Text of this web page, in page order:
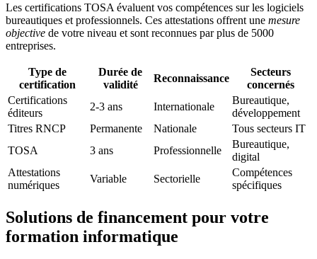
Les certifications TOSA évaluent vos compétences sur les logiciels
bureautiques et professionnels. Ces attestations offrent une mesure
objective de votre niveau et sont reconnues par plus de 5000
entreprises.
Type de
certification
Durée de
validité
Reconnaissance
Secteurs
concernés
Certifications
éditeurs
2-3 ans Internationale
Bureautique,
développement
Titres RNCP
Permanente Nationale
Tous secteurs IT
TOSA
3 ans Professionnelle
Bureautique,
digital
Attestations
numériques
Variable Sectorielle
Compétences
spécifiques
Solutions de financement pour votre
formation informatique